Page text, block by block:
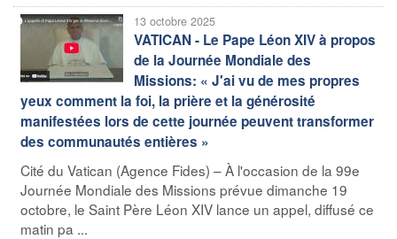
13 octobre 2025
VATICAN - Le Pape Léon XIV à propos
de la Journée Mondiale des
Missions: « J'ai vu de mes propres
yeux comment la foi, la prière et la générosité
manifestées lors de cette journée peuvent transformer
des communautés entières »
Cité du Vatican (Agence Fides) – À l'occasion de la 99e
Journée Mondiale des Missions prévue dimanche 19
octobre, le Saint Père Léon XIV lance un appel, diffusé ce
matin pa ...